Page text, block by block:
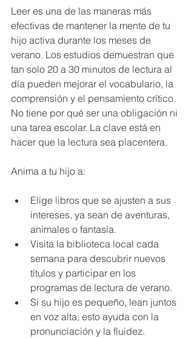
Leer es una de las maneras más
efectivas de mantener la mente de tu
hijo activa durante los meses de
verano. Los estudios demuestran que
tan solo 20 a 30 minutos de lectura al
día pueden mejorar el vocabulario, la
comprensión y el pensamiento crítico.
No tiene por qué ser una obligación ni
una tarea escolar. La clave está en
hacer que la lectura sea placentera.
Anima a tu hijo a:
Elige libros que se ajusten a sus
intereses, ya sean de aventuras,
animales o fantasía.
Visita la biblioteca local cada
semana para descubrir nuevos
títulos y participar en los
programas de lectura de verano.
Si su hijo es pequeño, lean juntos
en voz alta; esto ayuda con la
pronunciación y la fluidez.